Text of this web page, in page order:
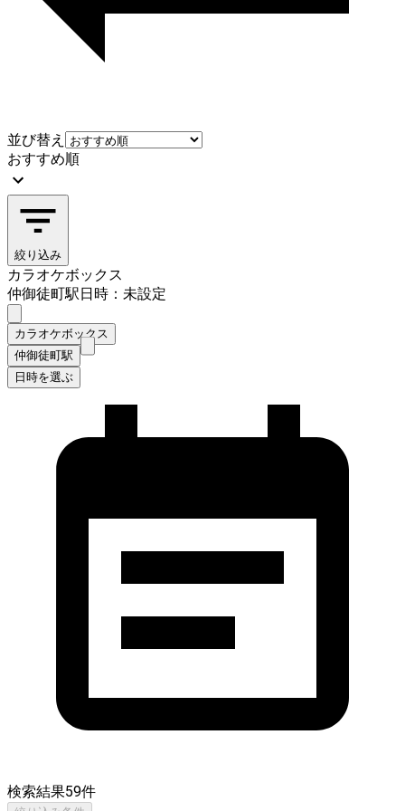
並び替え
おすすめ順
絞り込み
カラオケボックス
仲御徒町駅日時：未設定
カラオケボックス
仲御徒町駅
日時を選ぶ
検索結果59件